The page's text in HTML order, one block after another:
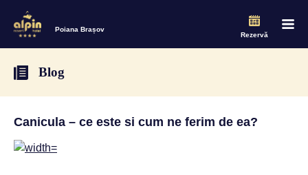
Poiana Brașov
Rezervă
Blog
Canicula – ce este si cum ne ferim de ea?